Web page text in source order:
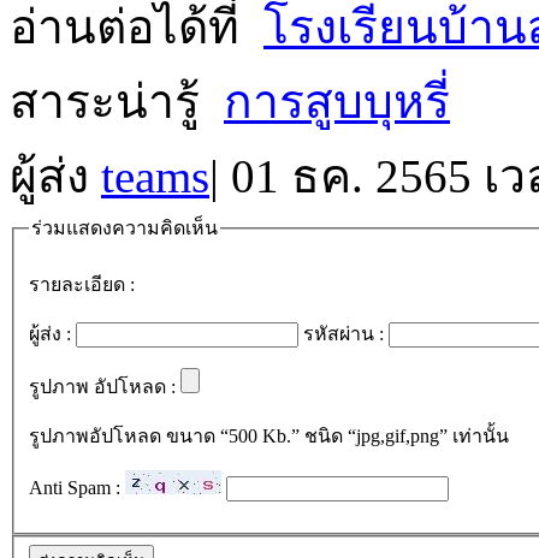
อ่านต่อได้ที่ โรงเรียนบ้า
สาระน่ารู้ การสูบบุหรี่
ผู้ส่ง teams| 01 ธค. 2565 เ
ร่วมแสดงความคิดเห็น
รายละเอียด :
ผู้ส่ง : รหัสผ่าน :
รูปภาพ อัปโหลด :
รูปภาพอัปโหลด ขนาด “500 Kb.” ชนิด “jpg,gif,png” เท่านั้น
Anti Spam :